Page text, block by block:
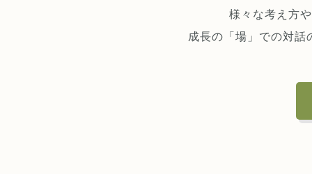
様々な考え方
成長の「場」での対